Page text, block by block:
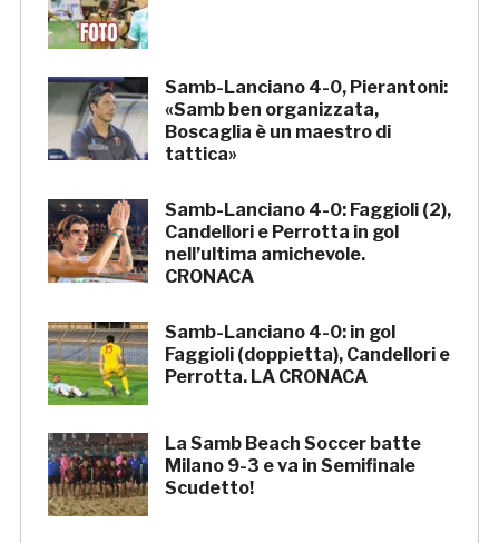
Samb-Lanciano 4-0, Pierantoni:
«Samb ben organizzata,
Boscaglia è un maestro di
tattica»
Samb-Lanciano 4-0: Faggioli (2),
Candellori e Perrotta in gol
nell’ultima amichevole.
CRONACA
Samb-Lanciano 4-0: in gol
Faggioli (doppietta), Candellori e
Perrotta. LA CRONACA
La Samb Beach Soccer batte
Milano 9-3 e va in Semifinale
Scudetto!